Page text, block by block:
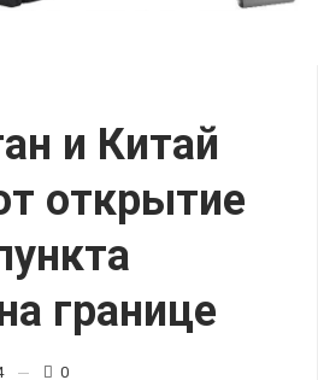
и Китай
открытие
границе
0